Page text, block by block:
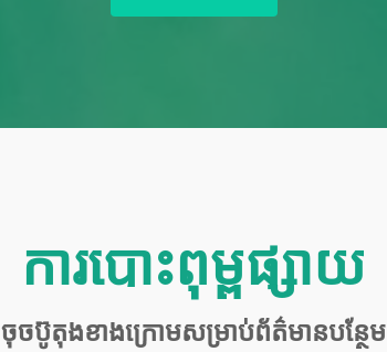
ការបោះពុម្ពផ្សាយ
ចុចប៊ូតុងខាងក្រោមសម្រាប់ព័ត៌មានបន្ថែម